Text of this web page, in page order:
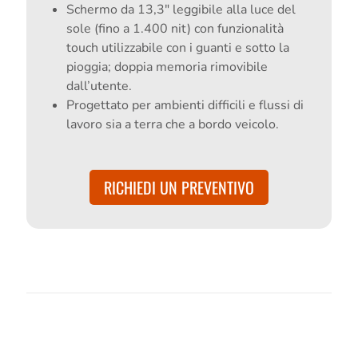
Schermo da 13,3" leggibile alla luce del
sole (fino a 1.400 nit) con funzionalità
touch utilizzabile con i guanti e sotto la
pioggia; doppia memoria rimovibile
dall’utente.
Progettato per ambienti difficili e flussi di
lavoro sia a terra che a bordo veicolo.
RICHIEDI UN PREVENTIVO